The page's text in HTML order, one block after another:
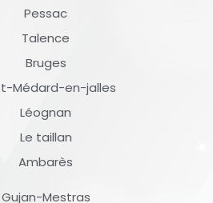
Pessac
Talence
Bruges
Médard-en-jalles
Léognan
Le taillan
Ambarès
Gujan-Mestras